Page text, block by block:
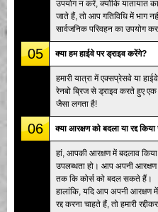
उपयोग न करें, क्योंकि यातायात
जाते हैं, तो आप गतिविधि में भाग
सार्वजनिक परिवहन का उपयोग
05 क्या हम हाईवे पर ड्राइव करेंगे?
हमारी यात्रा में एक्सप्रेसवे या
रेनबो ब्रिज से ड्राइव करते हुए एक
जैसा लगता है!
06 क्या आरक्षण को बदला या रद्द
हां, आपकी आरक्षण में बदलाव
उपलब्धता हो। आप अपनी आरक्षण
तक कि कोर्स को बदल सकते हैं।
हालांकि, यदि आप अपनी आरक्षण
रद्द करना चाहते हैं, तो हमारी